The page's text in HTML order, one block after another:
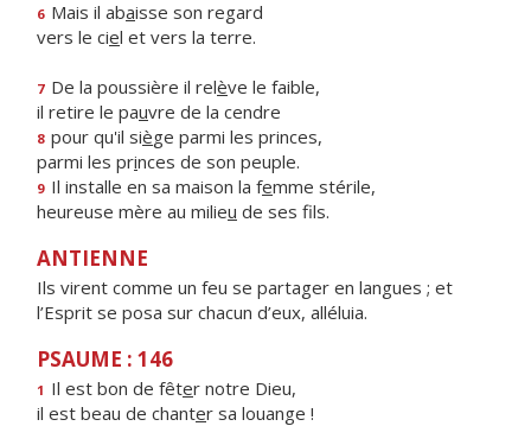
6 Mais il abaisse son regard
vers le ciel et vers la terre.
7 De la poussière il relève le faible,
il retire le pauvre de la cendre
8 pour qu'il siège parmi les princes,
parmi les princes de son peuple.
9 Il installe en sa maison la femme stérile,
heureuse mère au milieu de ses fils.
ANTIENNE
Ils virent comme un feu se partager en langues ; et
l’Esprit se posa sur chacun d’eux, alléluia.
PSAUME : 146
1 Il est bon de fêter notre Dieu,
il est beau de chanter sa louange !